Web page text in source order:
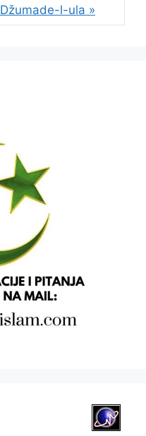
Džumade-l-ula »